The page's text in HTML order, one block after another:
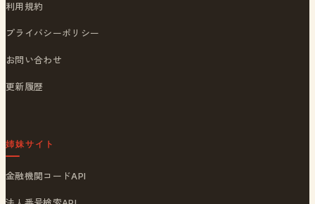
利用規約
プライバシーポリシー
お問い合わせ
更新履歴
姉妹サイト
金融機関コードAPI